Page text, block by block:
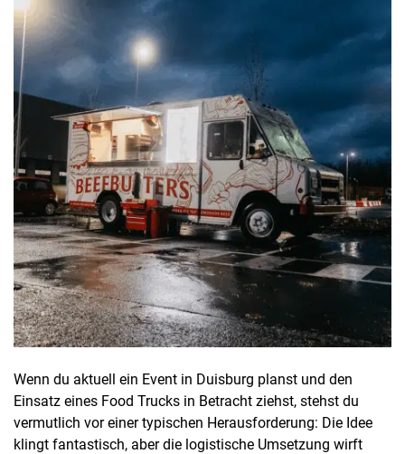
Wenn du aktuell ein Event in Duisburg planst und den
Einsatz eines Food Trucks in Betracht ziehst, stehst du
vermutlich vor einer typischen Herausforderung: Die Idee
klingt fantastisch, aber die logistische Umsetzung wirft